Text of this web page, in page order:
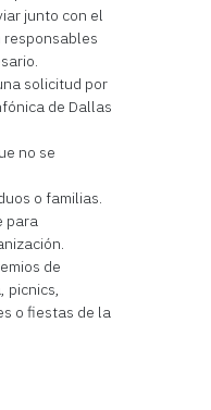
junto con el
responsables
solicitud por
de Dallas
no se
o familias.
para
de
picnics,
o fiestas de la